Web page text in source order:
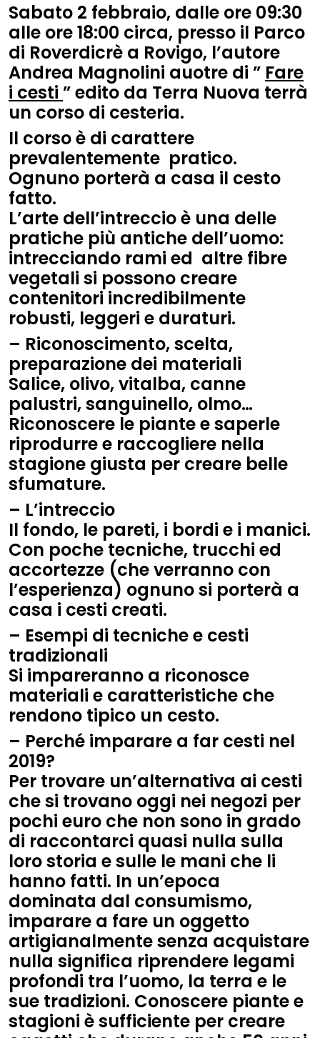
Sabato 2 febbraio, dalle ore 09:30
alle ore 18:00 circa, presso il Parco
di Roverdicrè a Rovigo, l’autore
Andrea Magnolini auotre di ” Fare
i cesti ” edito da Terra Nuova terrà
un corso di cesteria.
Il corso è di carattere
prevalentemente pratico.
Ognuno porterà a casa il cesto
fatto.
L’arte dell’intreccio è una delle
pratiche più antiche dell’uomo:
intrecciando rami ed altre fibre
vegetali si possono creare
contenitori incredibilmente
robusti, leggeri e duraturi.
– Riconoscimento, scelta,
preparazione dei materiali
Salice, olivo, vitalba, canne
palustri, sanguinello, olmo…
Riconoscere le piante e saperle
riprodurre e raccogliere nella
stagione giusta per creare belle
sfumature.
– L’intreccio
Il fondo, le pareti, i bordi e i manici.
Con poche tecniche, trucchi ed
accortezze (che verranno con
l’esperienza) ognuno si porterà a
casa i cesti creati.
– Esempi di tecniche e cesti
tradizionali
Si impareranno a riconosce
materiali e caratteristiche che
rendono tipico un cesto.
– Perché imparare a far cesti nel
2019?
Per trovare un’alternativa ai cesti
che si trovano oggi nei negozi per
pochi euro che non sono in grado
di raccontarci quasi nulla sulla
loro storia e sulle le mani che li
hanno fatti. In un’epoca
dominata dal consumismo,
imparare a fare un oggetto
artigianalmente senza acquistare
nulla significa riprendere legami
profondi tra l’uomo, la terra e le
sue tradizioni. Conoscere piante e
stagioni è sufficiente per creare